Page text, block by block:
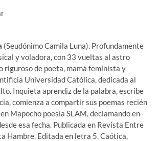
(Seudónimo Camila Luna). Profundamente
y voladora, con 33 vueltas al astro
riguroso de poeta, mamá feminista y
Universidad Católica, dedicada al
Inquieta aprendiz de la palabra, escribe
comienza a compartir sus poemas recién
Mapocho poesía SLAM, declamando en
esa fecha. Publicada en Revista Entre
Hambre. Editada en letra 5. Caótica,